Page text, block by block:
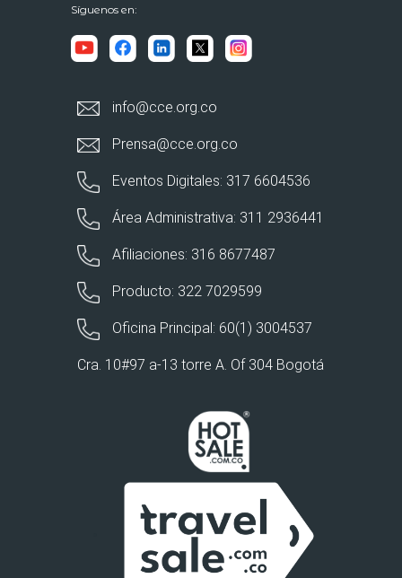
Síguenos en:
info@cce.org.co
Prensa@cce.org.co
Eventos Digitales: 317 6604536
Área Administrativa: 311 2936441
Afiliaciones: 316 8677487
Producto: 322 7029599
Oficina Principal: 60(1) 3004537
Cra. 10#97 a-13 torre A. Of 304 Bogotá